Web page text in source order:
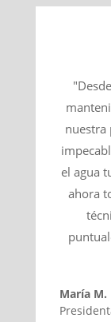
nuestra
el agua
ahora
María M.